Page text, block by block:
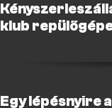
klub
Egy lépésnyire